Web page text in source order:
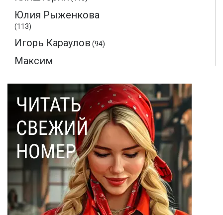
Юлия Рыженкова
(113)
Игорь Караулов (94)
Максим
Монте-Кристо(40)
Ольга Соловьева
(28)
Эдмон Дантес(28)
Наталья Кочемина
(23)
Вадим Барабанов
(18)
Дмитрий Чуйков